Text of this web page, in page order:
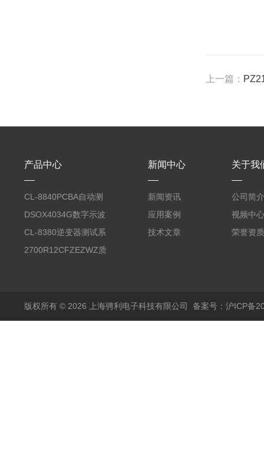
上一篇：
产品中心
CL-8840PCBA自动测
试台系统
DSOX4034G数字示波
器
CL-8380逆变器测试系
统台
2700R12CFZEZWZ质
新闻中心
新闻资讯
应用案例
技术文章
关于我
公司简介
视频中心
荣誉资质
版权所有 © 2026 上海骋利电子科技有限公司 备案号：沪ICP备